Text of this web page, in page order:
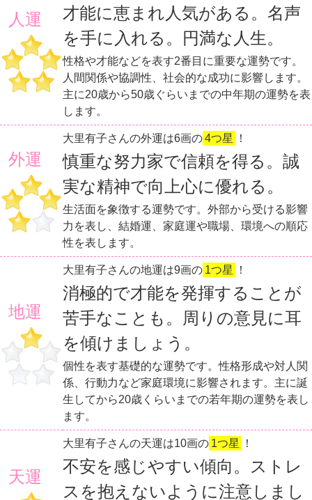
人運
才能に恵まれ人気がある。名声
を手に入れる。円満な人生。
性格や才能などを表す2番目に重要な運勢です。
人間関係や協調性、社会的な成功に影響します。
主に20歳から50歳ぐらいまでの中年期の運勢を表
します。
外運
大里有子さんの外運は6画の4つ星 ！
慎重な努力家で信頼を得る。誠
実な精神で向上心に優れる。
生活面を象徴する運勢です。外部から受ける影響
力を表し、結婚運、家庭運や職場、環境への順応
性を表します。
地運
大里有子さんの地運は9画の 1つ星 ！
消極的で才能を発揮することが
苦手なことも。周りの意見に耳
を傾けましょう。
個性を表す基礎的な運勢です。性格形成や対人関
係、行動力など家庭環境に影響されます。主に誕
生してから20歳くらいまでの若年期の運勢を表し
ます。
天運
大里有子さんの天運は10画の 1つ星 ！
不安を感じやすい傾向。ストレ
スを抱えないように注意しまし